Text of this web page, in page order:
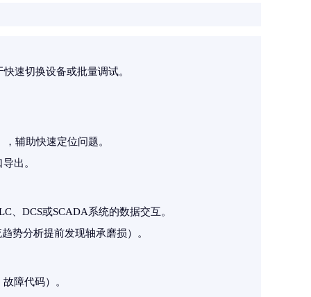
速切换设备或批量调试。
辅助快速定位问题。
出。
、DCS或SCADA系统的数据交互。
势分析提前发现轴承磨损）。
障代码）。